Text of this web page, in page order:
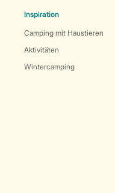
Inspiration
Camping mit Haustieren
Aktivitäten
Wintercamping